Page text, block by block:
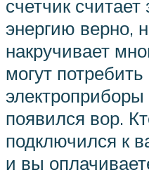
счетчик
энергию верно,
накручивает
могут
появился вор.
подключился к
и вы